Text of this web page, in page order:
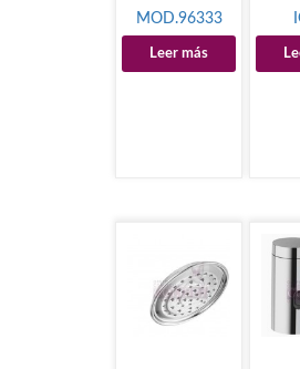
MOD.96333
Leer más